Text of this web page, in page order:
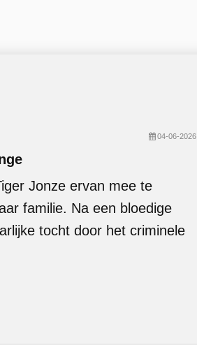
04-06-2026
Jonze ervan mee te
familie. Na een bloedige
tocht door het criminele